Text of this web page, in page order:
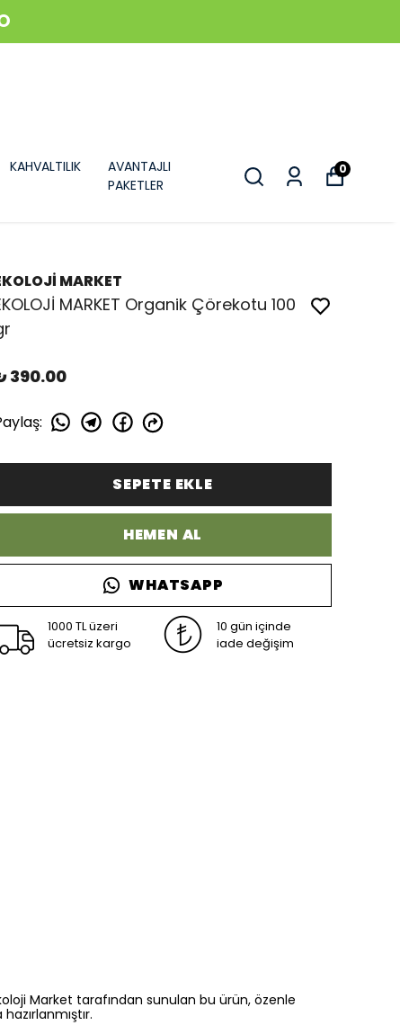
KAHVALTILIK
AVANTAJLI
PAKETLER
0
MARKET
MARKET Organik Çörekotu 100
390.00
:
SEPETE EKLE
HEMEN AL
WHATSAPP
1000 TL üzeri
ücretsiz kargo
10 gün içinde
iade değişim
Market tarafından sunulan bu ürün, özenle